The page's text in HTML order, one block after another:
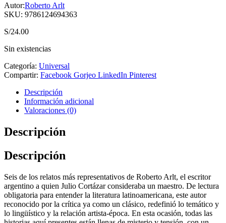
Autor:Roberto Arlt
SKU: 9786124694363
S/24.00
Sin existencias
Categoría: Universal
Compartir: Facebook Gorjeo LinkedIn Pinterest
Descripción
Información adicional
Valoraciones (0)
Descripción
Descripción
Seis de los relatos más representativos de Roberto Arlt, el escritor
argentino a quien Julio Cortázar consideraba un maestro. De lectura
obligatoria para entender la literatura latinoamericana, este autor
reconocido por la crítica ya como un clásico, redefinió lo temático y
lo lingüístico y la relación artista-época. En esta ocasión, todas las